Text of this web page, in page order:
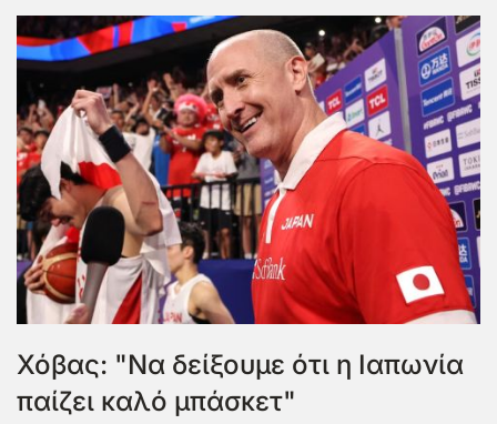
Χόβας: "Να δείξουμε ότι η Ιαπωνία
παίζει καλό μπάσκετ"